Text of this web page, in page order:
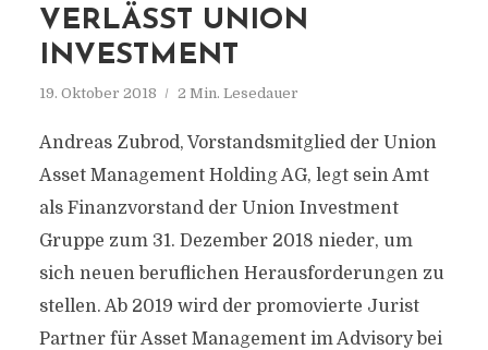
VERLÄSST UNION
INVESTMENT
19. Oktober 2018 2 Min. Lesedauer
Andreas Zubrod, Vorstandsmitglied der Union
Asset Management Holding AG, legt sein Amt
als Finanzvorstand der Union Investment
Gruppe zum 31. Dezember 2018 nieder, um
sich neuen beruflichen Herausforderungen zu
stellen. Ab 2019 wird der promovierte Jurist
Partner für Asset Management im Advisory bei